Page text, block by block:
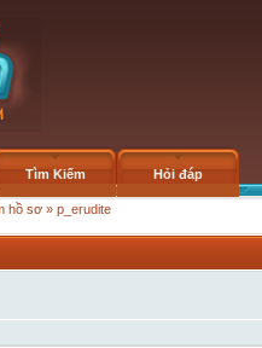
Tìm Kiếm Hỏi đáp
hồ sơ » p_erudite